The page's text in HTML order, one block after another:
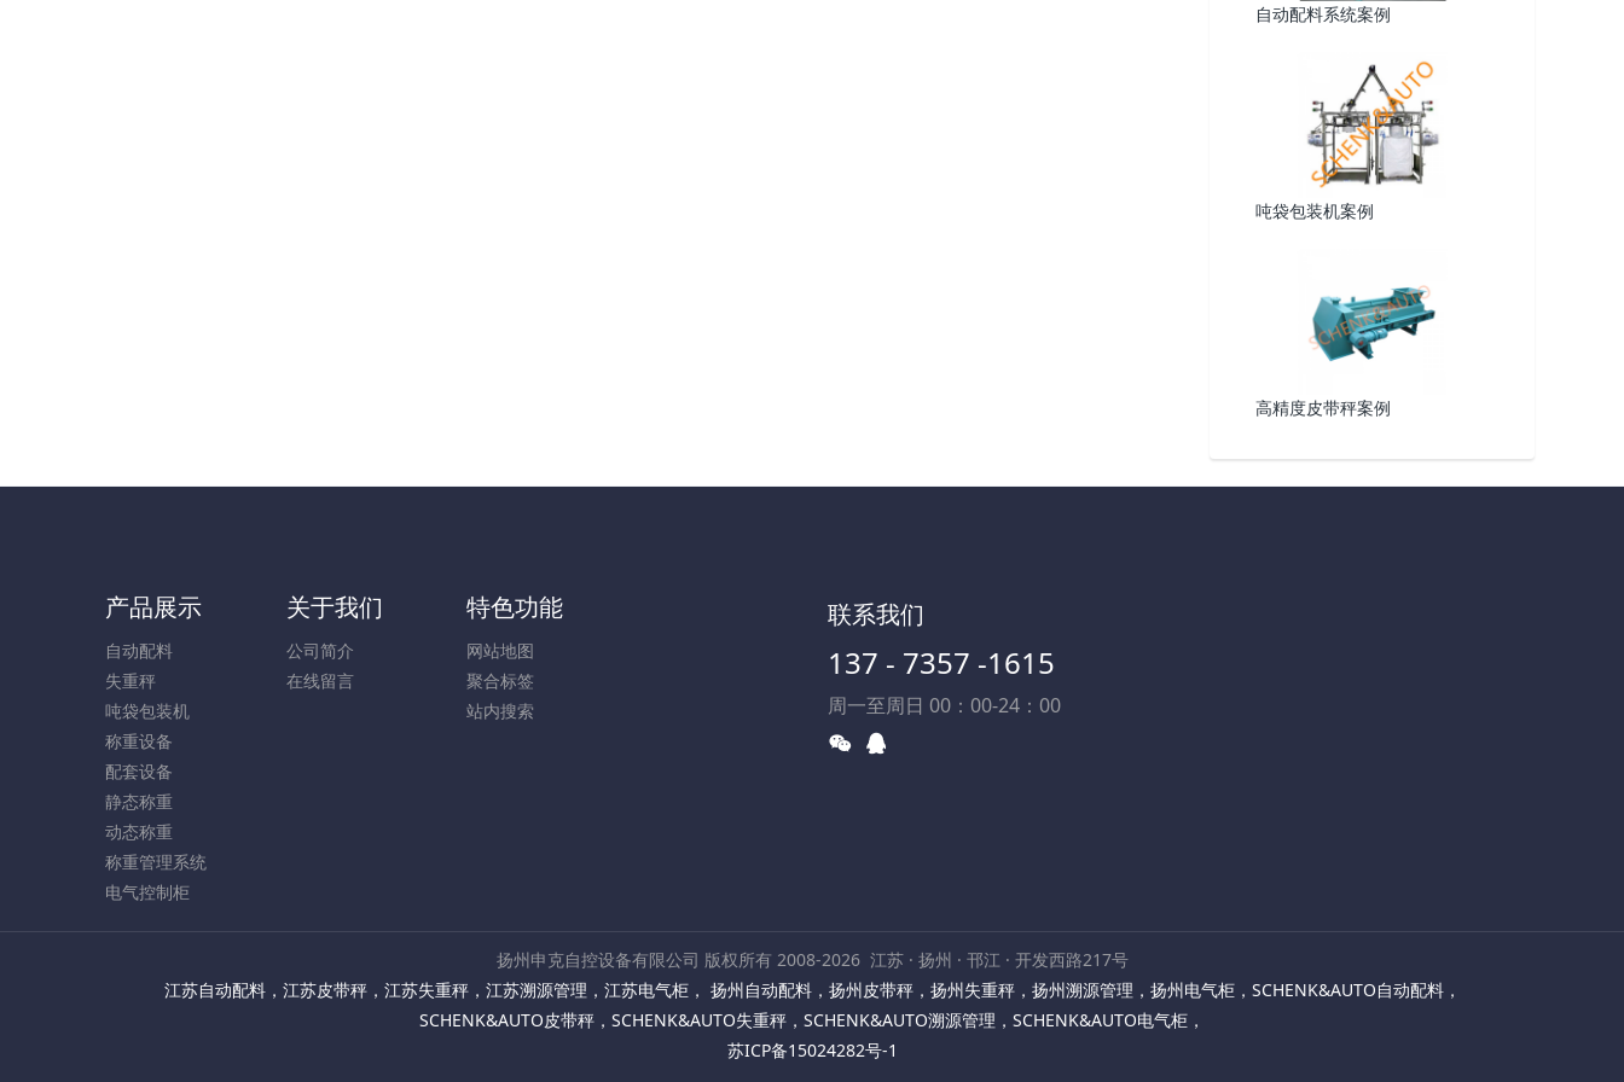
自动配料系统案例
吨袋包装机案例
高精度皮带秤案例
产品展示
自动配料
失重秤
吨袋包装机
称重设备
配套设备
静态称重
动态称重
称重管理系统
电气控制柜
关于我们
公司简介
在线留言
特色功能
网站地图
聚合标签
站内搜索
联系我们
137 - 7357 -1615
周一至周日 00：00-24：00
扬州申克自控设备有限公司 版权所有 2008-2026 江苏 · 扬州 · 邗江 · 开发西路217号
江苏自动配料， 江苏皮带秤， 江苏失重秤， 江苏溯源管理 ， 江苏电气柜， 扬州自动配料， 扬州皮带秤， 扬州失重秤， 扬州溯源管理 ， 扬州电气柜， SCHENK&AUTO自动配料，
SCHENK&AUTO皮带秤 ， SCHENK&AUTO失重秤 ， SCHENK&AUTO溯源管理 ， SCHENK&AUTO电气柜 ，
苏ICP备15024282号-1